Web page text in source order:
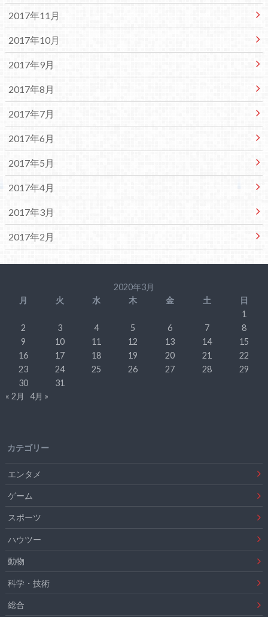
2017年11月
2017年10月
2017年9月
2017年8月
2017年7月
2017年6月
2017年5月
2017年4月
2017年3月
2017年2月
2020年3月
月
火 水 木 金 土
日
1
2
3 4 5 6 7
8
9
10 11 12 13 14
15
16
17 18 19 20 21
22
23
24 25 26 27 28
29
30
31
« 2月
4月 »
カテゴリー
エンタメ
ゲーム
スポーツ
ハウツー
動物
科学・技術
総合